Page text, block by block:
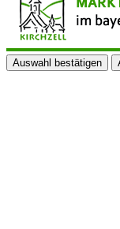
Auswahl bestätigen